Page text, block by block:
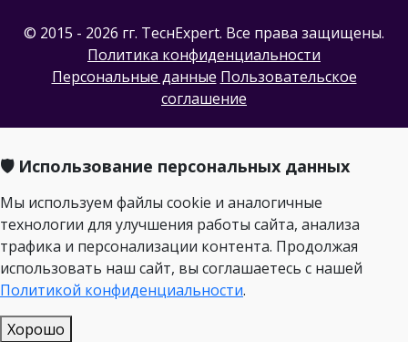
© 2015 - 2026 гг. ТеcнExpert. Все права защищены.
Политика конфиденциальности
Персональные данные Пользовательское
соглашение
🛡️ Использование персональных данных
Мы используем файлы cookie и аналогичные
технологии для улучшения работы сайта, анализа
трафика и персонализации контента. Продолжая
использовать наш сайт, вы соглашаетесь с нашей
Политикой конфиденциальности.
Хорошо